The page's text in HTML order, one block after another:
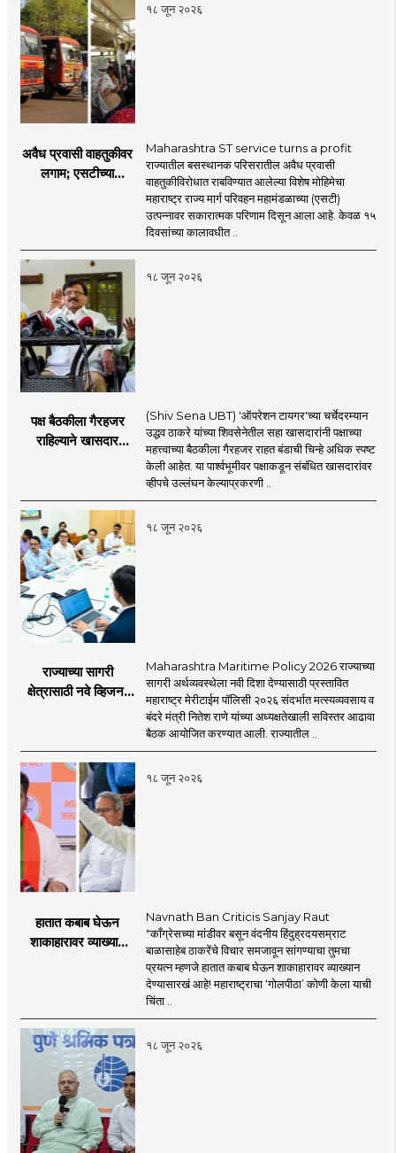
१८ जून २०२६
अवैध प्रवासी वाहतुकीवर
लगाम; एसटीच्या
Maharashtra ST service turns a profit
राज्यातील बसस्थानक परिसरातील अवैध प्रवासी
वाहतुकीविरोधात राबविण्यात आलेल्या विशेष मोहिमेचा
महाराष्ट्र राज्य मार्ग परिवहन महामंडळाच्या (एसटी)
उत्पन्नावर सकारात्मक परिणाम दिसून आला आहे. केवळ १५
दिवसांच्या कालावधीत ..
१८ जून २०२६
पक्ष बैठकीला गैरहजर
राहिल्याने खासदार
काय सांगतो?
(Shiv Sena UBT) 'ऑपरेशन टायगर'च्या चर्चेदरम्यान
उद्धव ठाकरे यांच्या शिवसेनेतील सहा खासदारांनी पक्षाच्या
महत्त्वाच्या बैठकीला गैरहजर राहत बंडाची चिन्हे अधिक स्पष्ट
केली आहेत. या पार्श्वभूमीवर पक्षाकडून संबंधित खासदारांवर
व्हीपचे उल्लंघन केल्याप्रकरणी ..
१८ जून २०२६
राज्याच्या सागरी
क्षेत्रासाठी नवे व्हिजन;
प्रस्ताव
Maharashtra Maritime Policy 2026 राज्याच्या
सागरी अर्थव्यवस्थेला नवी दिशा देण्यासाठी प्रस्तावित
महाराष्ट्र मेरीटाईम पॉलिसी २०२६ संदर्भात मत्स्यव्यवसाय व
बंदरे मंत्री नितेश राणे यांच्या अध्यक्षतेखाली सविस्तर आढावा
बैठक आयोजित करण्यात आली. राज्यातील ..
१८ जून २०२६
हातात कबाब घेऊन
शाकाहारावर व्याख्यान
Navnath Ban Criticis Sanjay Raut
"काँग्रेसच्या मांडीवर बसून वंदनीय हिंदुह्रदयसम्राट
बाळासाहेब ठाकरेंचे विचार समजावून सांगण्याचा तुमचा
प्रयत्न म्हणजे हातात कबाब घेऊन शाकाहारावर व्याख्यान
देण्यासारखं आहे! महाराष्ट्राचा ‘गोलपीठा’ कोणी केला याची
चिंता ..
१८ जून २०२६